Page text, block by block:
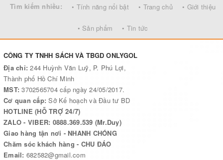
Tìm kiếm nhiều: • Tính năng nổi bật • Trang chủ • Giới thiệu
• Sản phẩm • Tin tức
CÔNG TY TNHH SÁCH VÀ TBGD ONLYGOL
Địa chỉ:244 Huỳnh Văn Luỹ, P. Phú Lợi,
Thành phố Hồ Chí Minh
MST:3702565704 cấp ngày 24/05/2017.
Cơ quan cấp:Sở Kế hoạch và Đầu tư BD
HOTLINE (HỖ TRỢ 24/7)
ZALO - VIBER: 0888.369.539 (Mr.Duy)
Giao hàng tận nơi - NHANH CHÓNG
Chăm sóc khách hàng - CHU ĐÁO
Email: 682582@gmail.com